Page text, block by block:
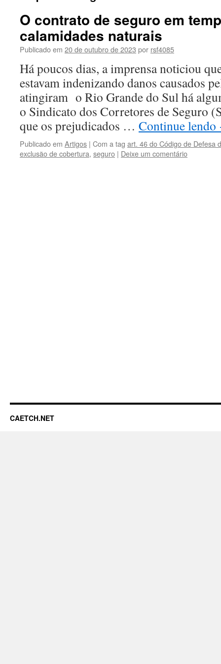
O contrato de seguro em
calamidades naturais
Publicado em 20 de outubro de 2023 por rsf4085
Há poucos dias, a imprensa noticiou
estavam indenizando danos causados
atingiram o Rio Grande do Sul há
o Sindicato dos Corretores de Seguro
que os prejudicados … Continue lendo
Publicado em Artigos | Com a tag art. 46 do Código de Defesa
exclusão de cobertura, seguro | Deixe um comentário
CAETCH.NET